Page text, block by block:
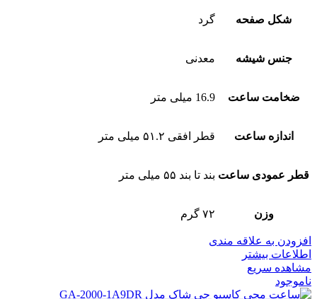
شکل صفحه گرد
جنس شیشه معدنی
ضخامت ساعت 16.9 میلی متر
اندازه ساعت قطر افقی ۵۱.۲ میلی متر
قطر عمودی ساعت بند تا بند ۵۵ میلی متر
وزن ۷۲ گرم
افزودن به علاقه مندی
اطلاعات بیشتر
مشاهده سریع
ناموجود